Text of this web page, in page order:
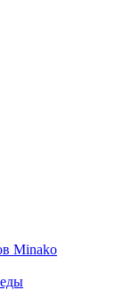
Minako